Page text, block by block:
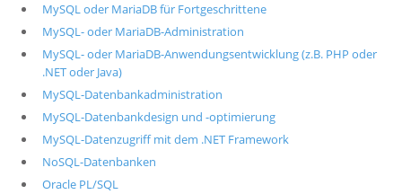
MySQL oder MariaDB für Fortgeschrittene
MySQL- oder MariaDB-Administration
MySQL- oder MariaDB-Anwendungsentwicklung (z.B. PHP oder
.NET oder Java)
MySQL-Datenbankadministration
MySQL-Datenbankdesign und -optimierung
MySQL-Datenzugriff mit dem .NET Framework
NoSQL-Datenbanken
Oracle PL/SQL